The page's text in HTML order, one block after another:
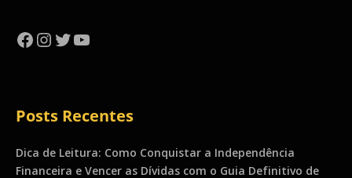
Facebook
Instagram
Twitter
YouTube
Posts Recentes
Dica de Leitura: Como Conquistar a Independência
Financeira e Vencer as Dívidas com o Guia Definitivo de